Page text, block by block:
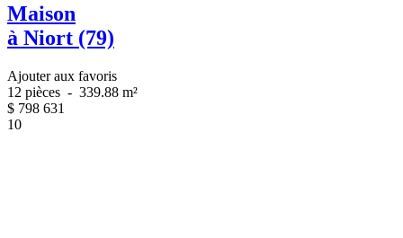
Maison
à Niort (79)
Ajouter aux favoris
12 pièces - 339.88 m²
$ 798 631
10